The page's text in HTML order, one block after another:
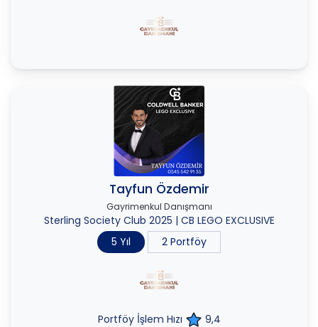
Tayfun Özdemir
Gayrimenkul Danışmanı
Sterling Society Club 2025 | CB LEGO EXCLUSIVE
5 Yıl
2 Portföy
Portföy İşlem Hızı 9,4